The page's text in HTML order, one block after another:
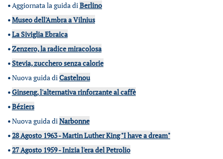
•Aggiornata la guida diBerlino
•Museo dell'Ambra a Vilnius
•La Siviglia Ebraica
•Zenzero, la radice miracolosa
•Stevia, zucchero senza calorie
•Nuova guida diCastelnou
•Ginseng, l'alternativa rinforzante al caffè
•Béziers
•Nuova guida diNarbonne
•28 Agosto 1963 - Martin Luther King "I have a dream"
•27 Agosto 1959 - Inizia l'era del Petrolio